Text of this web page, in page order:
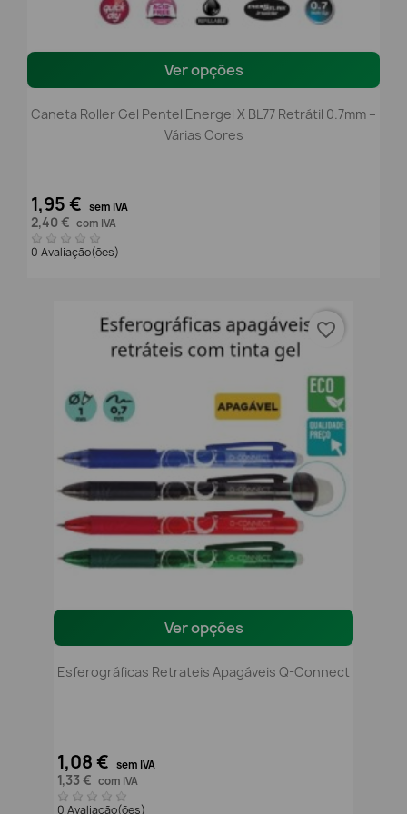
Ver opções
Caneta Roller Gel Pentel Energel X BL77 Retrátil 0.7mm –
Várias Cores
1,95 € sem IVA
2,40 € com IVA
0 Avaliação(ões)
Ver opções
Esferográficas Retrateis Apagáveis Q-Connect
1,08 € sem IVA
1,33 € com IVA
0 Avaliação(ões)
favorite_border